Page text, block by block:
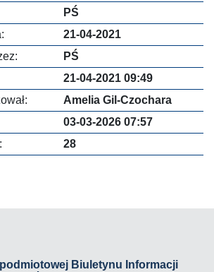
PŚ
21-04-2021
PŚ
21-04-2021 09:49
Amelia Gil-Czochara
03-03-2026 07:57
28
Biuletynu Informacji